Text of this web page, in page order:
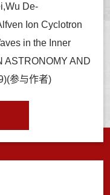
De-
Ion Cyclotron
in the Inner
ASTRONOMY AND
参与作者)